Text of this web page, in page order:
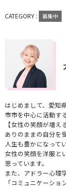
CATEGORY : 募集中
はじめまして、愛知
市市を中心に活動す
【女性の笑顔が増え
ありのままの自分を
人生も豊かになって
女性の笑顔を洋服と
思っています。
また、アドラー心理
「コミュニケーショ